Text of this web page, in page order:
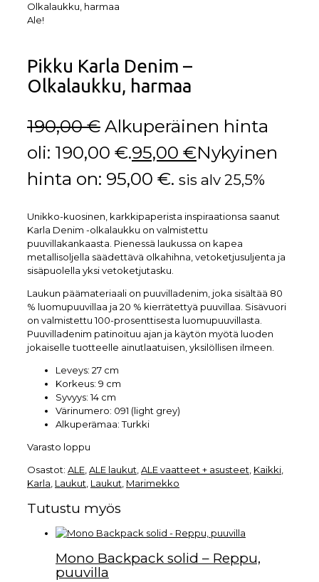
Olkalaukku, harmaa
Ale!
Pikku Karla Denim –
Olkalaukku, harmaa
190,00€ Alkuperäinen hinta
oli: 190,00 €.95,00 €Nykyinen
hinta on: 95,00 €. sis alv 25,5%
Unikko-kuosinen, karkkipaperista inspiraationsa saanut
Karla Denim -olkalaukku on valmistettu
puuvillakankaasta. Pienessä laukussa on kapea
metallisoljella säädettävä olkahihna, vetoketjusuljenta ja
sisäpuolella yksi vetoketjutasku.
Laukun päämateriaali on puuvilladenim, joka sisältää 80
% luomupuuvillaa ja 20 % kierrätettyä puuvillaa. Sisävuori
on valmistettu 100-prosenttisesta luomupuuvillasta.
Puuvilladenim patinoituu ajan ja käytön myötä luoden
jokaiselle tuotteelle ainutlaatuisen, yksilöllisen ilmeen.
Leveys: 27 cm
Korkeus: 9 cm
Syvyys: 14 cm
Värinumero: 091 (light grey)
Alkuperämaa: Turkki
Varasto loppu
Osastot: ALE ALE laukut ALE vaatteet + asusteet Kaikki
Karla Laukut Laukut Marimekko
Tutustu myös
Mono Backpack solid – Reppu,
puuvilla